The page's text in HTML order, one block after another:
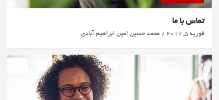
تماس با ما
فوریه 5, 2017 محمد حسین امین ابراهیم آبادی